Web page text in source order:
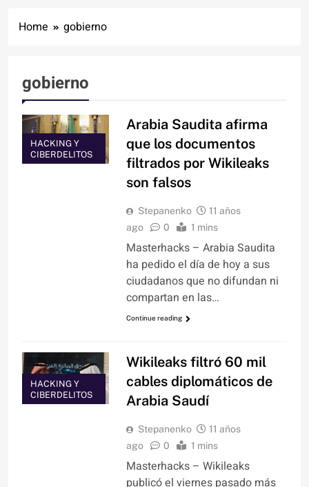
Home gobierno
gobierno
HACKING Y
CIBERDELITOS
Arabia Saudita afirma
que los documentos
filtrados por Wikileaks
son falsos
Stepanenko
11 años
ago
0 1 mins
Masterhacks – Arabia Saudita
ha pedido el día de hoy a sus
ciudadanos que no difundan ni
compartan en las…
Continue reading
HACKING Y
CIBERDELITOS
Wikileaks filtró 60 mil
cables diplomáticos de
Arabia Saudí
Stepanenko
11 años
ago
0 1 mins
Masterhacks – Wikileaks
publicó el viernes pasado más